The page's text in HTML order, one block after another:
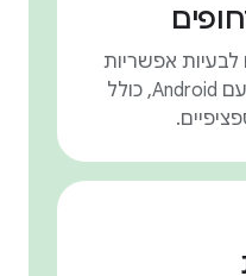
לבעיות אפשריות
שמשפיעות על מכשירים עם Android, כולל